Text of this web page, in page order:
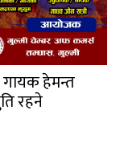
गायक हेमन्त
रहने